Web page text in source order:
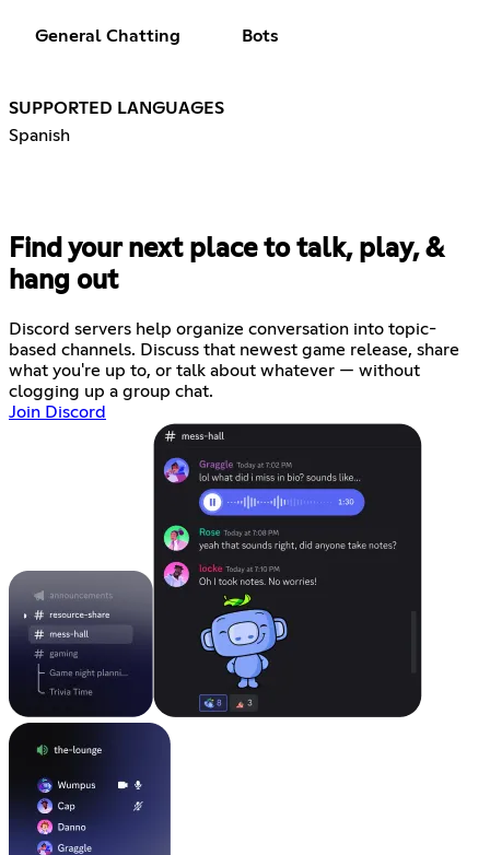
General Chatting Bots
SUPPORTED LANGUAGES
Spanish
Find your next place to talk, play, &
hang out
Discord servers help organize conversation into topic-
based channels. Discuss that newest game release, share
what you're up to, or talk about whatever — without
clogging up a group chat.
Join Discord